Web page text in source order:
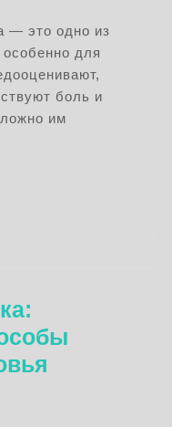
потере
для
боль и
им